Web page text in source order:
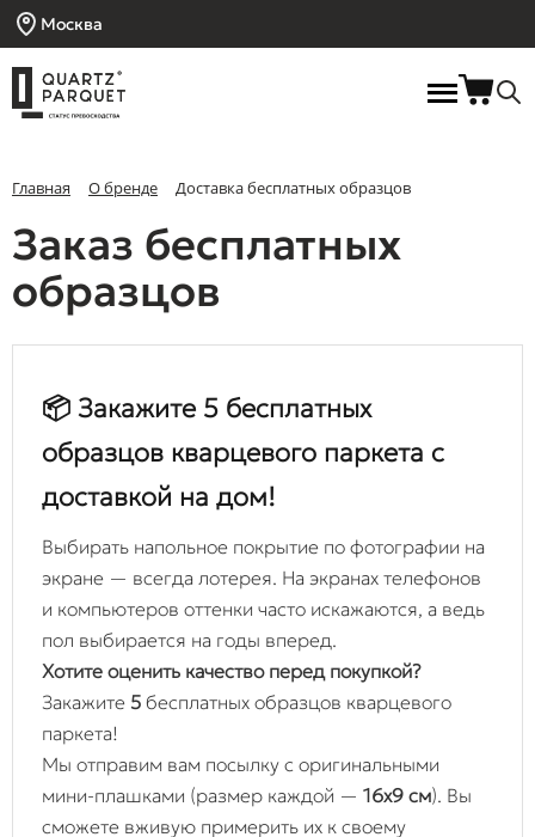
Москва
Главная О бренде Доставка бесплатных образцов
Заказ бесплатных
образцов
📦 Закажите 5 бесплатных
образцов кварцевого паркета с
доставкой на дом!
Выбирать напольное покрытие по фотографии на
экране — всегда лотерея. На экранах телефонов
и компьютеров оттенки часто искажаются, а ведь
пол выбирается на годы вперед.
Хотите оценить качество перед покупкой?
Закажите 5 бесплатных образцов кварцевого
паркета!
Мы отправим вам посылку с оригинальными
мини-плашками (размер каждой — 16х9 см). Вы
сможете вживую примерить их к своему